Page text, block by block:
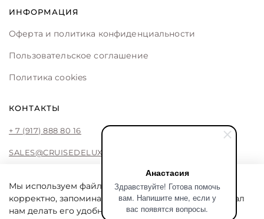
Анастасия
Здравствуйте! Готова помочь
вам. Напишите мне, если у
вас появятся вопросы.
ИНФОРМАЦИЯ
Оферта и политика конфиденциальности
Пользовательское соглашение
Политика cookies
КОНТАКТЫ
+ 7 (917) 888 80 16
SALES@CRUISEDELUXE.STORE
CRUISE DE LUXE
Cruise De Luxe online store by Liliya Fattakhova
Мы используем файлы cookie, чтобы сайт работал
корректно, запоминал ваши предпочтения и помогал
нам делать его удобнее. Продолжая пользоваться